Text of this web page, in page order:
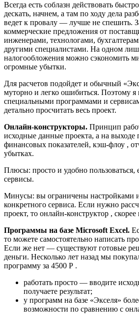
Всегда есть соблазн действовать
дескать, начнем, а там по ходу дела
ведет к провалу — лучше не спешить.
коммерческие предложения от
инженерами, технологами,
другими специалистами. На одном
налогообложения можно сэкономить
огромные убытки.
Для расчетов подойдет и обычный
муторно и легко ошибиться. Поэтому я
специальными программами и
детально просчитать весь проект.
Онлайн-конструкторы. Принцип
исходные данные проекта, а на выходе
финансовых показателей, кэш-флоу ,
убытках.
Плюсы: просто и удобно пользоваться,
сервисы.
Минусы: вы ограничены настройками
конкретного сервиса. Если нужно
проект, то онлайн-конструктор , скорее
Программы на базе Microsoft Excel.
то можете самостоятельно написать
Если же нет — существуют готовые
деньги. Несколько лет назад мы
программу за 4500 Р .
работать просто — вводите
получаете результат;
у программ на базе «Экселя»
возможности по сравнению с